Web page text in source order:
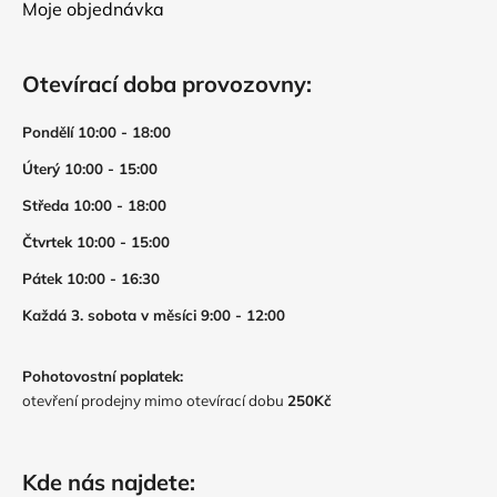
Moje objednávka
Otevírací doba provozovny:
Pondělí 10:00 - 18:00
Úterý 10:00 - 15:00
Středa 10:00 - 18:00
Čtvrtek 10:00 - 15:00
Pátek 10:00 - 16:30
Každá 3. sobota v měsíci 9:00 - 12:00
Pohotovostní poplatek:
otevření prodejny mimo otevírací dobu 250Kč
Kde nás najdete: